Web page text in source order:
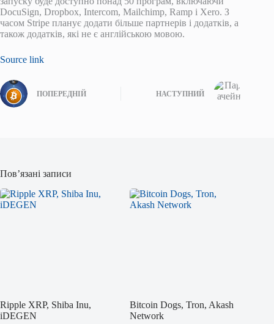
DocuSign, Dropbox, Intercom, Mailchimp, Ramp і Xero. З
часом Stripe планує додати більше партнерів і додатків, а
також додатків, які не є англійською мовою.
Source link
ПОПЕРЕДНІЙ НАСТУПНИЙ
Пов’язані записи
Ripple XRP, Shiba Inu,
iDEGEN
Bitcoin Dogs, Tron, Akash
Network